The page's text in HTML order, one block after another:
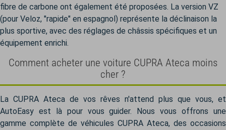
fibre de carbone ont également été proposées. La version VZ
(pour Veloz, "rapide" en espagnol) représente la déclinaison la
plus sportive, avec des réglages de châssis spécifiques et un
équipement enrichi.
Comment acheter une voiture CUPRA Ateca moins
cher ?
La CUPRA Ateca de vos rêves n'attend plus que vous, et
AutoEasy est là pour vous guider. Nous vous offrons une
gamme complète de véhicules CUPRA Ateca, des occasions